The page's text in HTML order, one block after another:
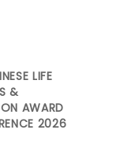
LIFE
&
AWARD
2026